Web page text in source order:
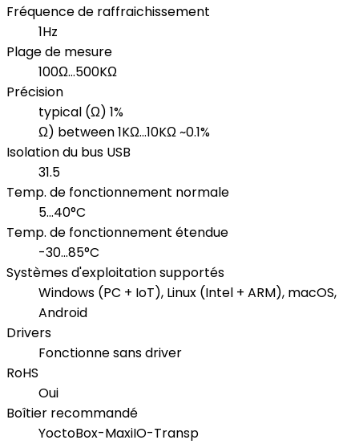
Fréquence de raffraichissement
1Hz
Plage de mesure
100Ω...500KΩ
Précision
typical (Ω) 1%
Ω) between 1KΩ...10KΩ ~0.1%
Isolation du bus USB
31.5
Temp. de fonctionnement normale
5...40°C
Temp. de fonctionnement étendue
-30...85°C
Systèmes d'exploitation supportés
Windows (PC + IoT), Linux (Intel + ARM), macOS,
Android
Drivers
Fonctionne sans driver
RoHS
Oui
Boîtier recommandé
YoctoBox-MaxiIO-Transp